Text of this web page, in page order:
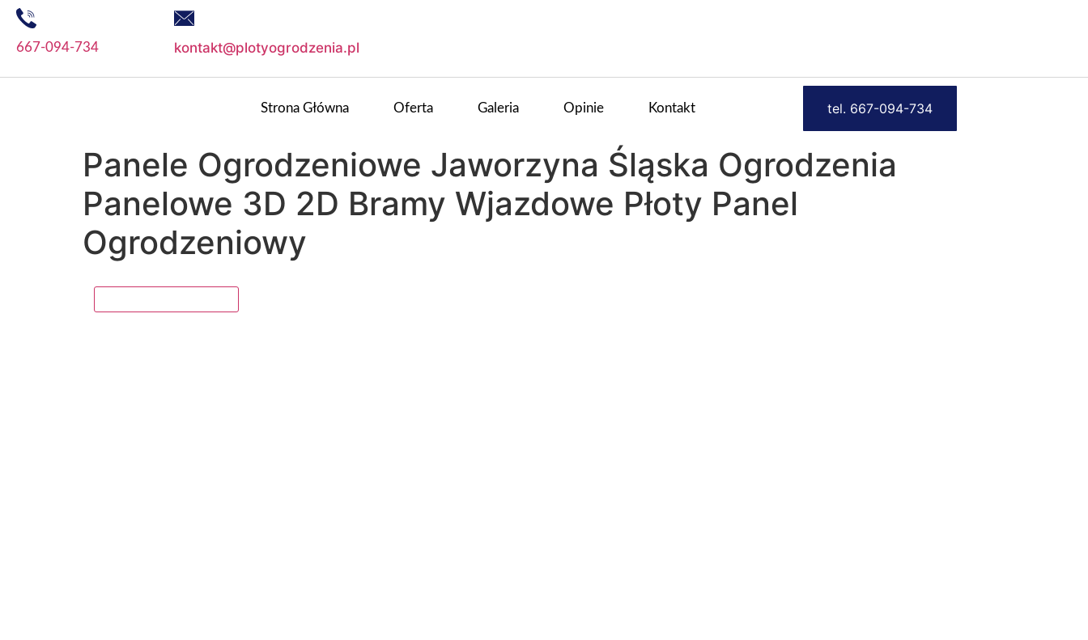
667-094-734 kontakt@plotyogrodzenia.pl
Strona Główna Oferta Galeria Opinie Kontakt tel. 667-094-734
Panele Ogrodzeniowe Jaworzyna Śląska Ogrodzenia
Panelowe 3D 2D Bramy Wjazdowe Płoty Panel
Ogrodzeniowy